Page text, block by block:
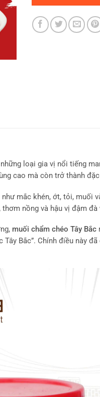
loại gia vị nổi tiếng
cao mà còn trở thành
mắc khén, ớt, tỏi, muối
nồng và hậu vị đậm đà
muối chẩm chéo Tây Bắc
Bắc”. Chính điều này